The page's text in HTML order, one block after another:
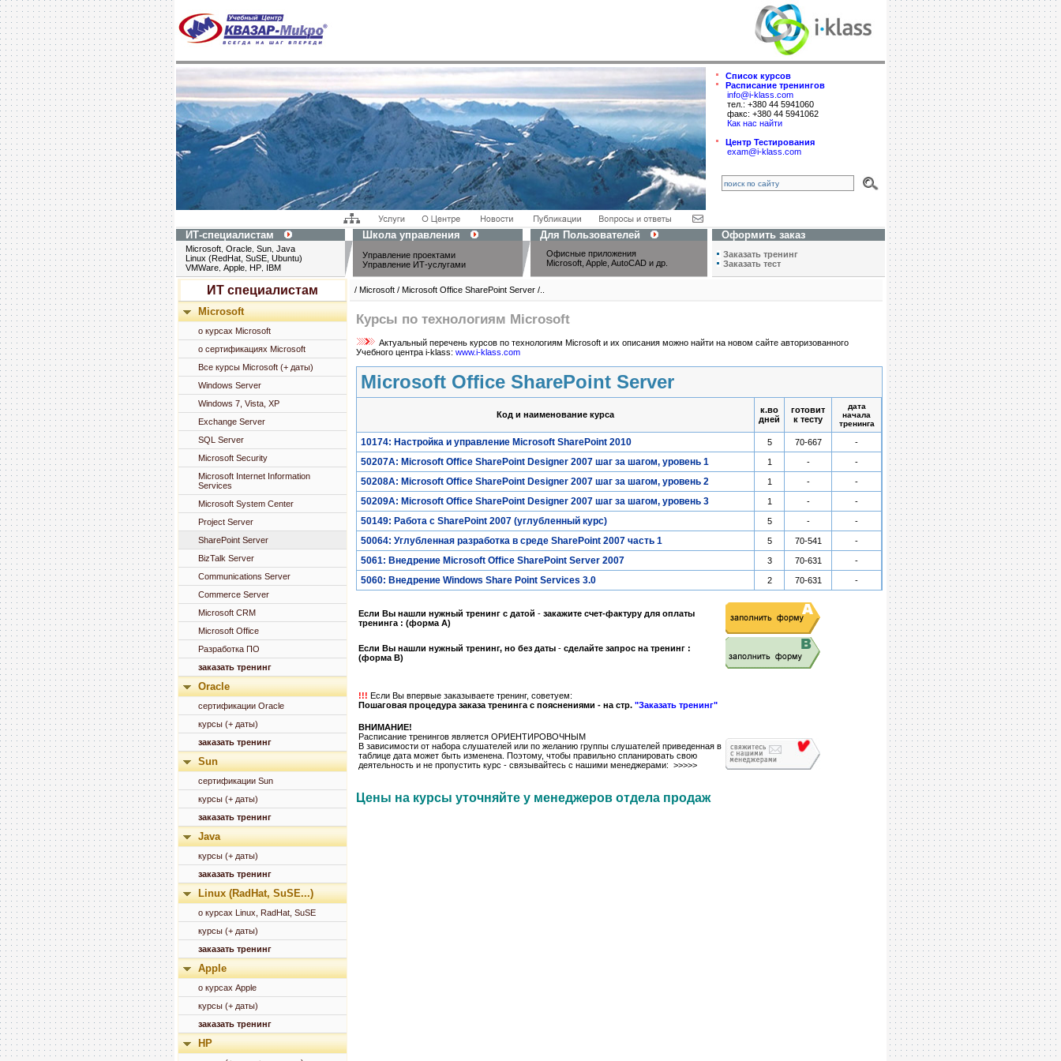
Список курсов
Расписание тренингов
info@i-klass.com
тел.: +380 44 5941060
факс: +380 44 5941062
Как нас найти
Центр Тестирования
exam@i-klass.com
ИТ-специалистам Школа управления Для Пользователей Оформить заказ
Microsoft Oracle Sun Java
Linux (RedHat, SuSE, Ubuntu)
VMWare Apple HP IBM
Управление проектами
Управление ИТ-услугами
Офисные приложения
Microsoft, Apple, AutoCAD и др.
Заказать тренинг
Заказать тест
ИТ специалистам
Microsoft
о курсах Microsoft
о сертификациях Microsoft
Все курсы Microsoft (+ даты)
Windows Server
Windows 7, Vista, XP
Exchange Server
SQL Server
Microsoft Security
Microsoft Internet Information
Services
Microsoft System Center
Project Server
SharePoint Server
BizTalk Server
Communications Server
Commerce Server
Microsoft CRM
Microsoft Office
Разработка ПО
заказать тренинг
Oracle
сертификации Oracle
курсы (+ даты)
заказать тренинг
Sun
сертификации Sun
курсы (+ даты)
заказать тренинг
Java
курсы (+ даты)
заказать тренинг
Linux (RadHat, SuSE...)
о курсах Linux, RadHat, SuSE
курсы (+ даты)
заказать тренинг
Apple
о курсах Apple
курсы (+ даты)
заказать тренинг
HP
/ Microsoft / Microsoft Office SharePoint Server /..
Курсы по технологиям Microsoft
Актуальный перечень курсов по технологиям Microsoft и их описания можно найти на новом сайте авторизованного
Учебного центра i-klass: www.i-klass.com
Microsoft Office SharePoint Server
Код и наименование курса
к.во
дней
готовит
к тесту
дата
начала
тренинга
10174: Настройка и управление Microsoft SharePoint 2010 5 70-667 -
50207A: Microsoft Office SharePoint Designer 2007 шаг за шагом, уровень 1 1 - -
50208A: Microsoft Office SharePoint Designer 2007 шаг за шагом, уровень 2 1 - -
50209A: Microsoft Office SharePoint Designer 2007 шаг за шагом, уровень 3 1 - -
50149: Работа с SharePoint 2007 (углубленный курс) 5 - -
50064: Углубленная разработка в среде SharePoint 2007 часть 1 5 70-541 -
5061: Внедрение Microsoft Office SharePoint Server 2007 3 70-631 -
5060: Внедрение Windows Share Point Services 3.0 2 70-631 -
Если Вы нашли нужный тренинг с датой - закажите счет-фактуру для оплаты
тренинга : (форма А)
Если Вы нашли нужный тренинг, но без даты - сделайте запрос на тренинг :
(форма B)
!!! Если Вы впервые заказываете тренинг, советуем:
Пошаговая процедура заказа тренинга с пояснениями - на стр. "Заказать тренинг"
ВНИМАНИЕ!
Расписание тренингов является ОРИЕНТИРОВОЧНЫМ
В зависимости от набора слушателей или по желанию группы слушателей приведенная в
таблице дата может быть изменена. Поэтому, чтобы правильно спланировать свою
деятельность и не пропустить курс - связывайтесь с нашими менеджерами: >>>>>
Цены на курсы уточняйте у менеджеров отдела продаж